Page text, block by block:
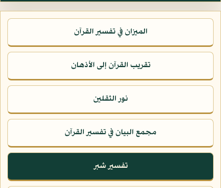
الميزان في تفسير القرآن
تقريب القرآن إلى الأذهان
نور الثقلين
مجمع البيان في تفسير القرآن
تفسير شبر